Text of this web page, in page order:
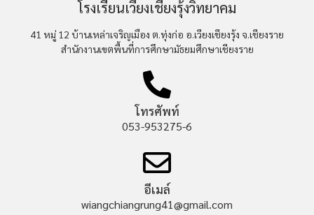
โรงเรียนเวียงเชียงรุ้งวิทยาคม
41 หมู่ 12 บ้านเหล่าเจริญเมือง ต.ทุ่งก่อ อ.เวียงเชียงรุ้ง จ.เชียงราย
สำนักงานเขตพื้นที่การศึกษามัธยมศึกษาเชียงราย
โทรศัพท์
053-953275-6
อีเมล์
wiangchiangrung41@gmail.com